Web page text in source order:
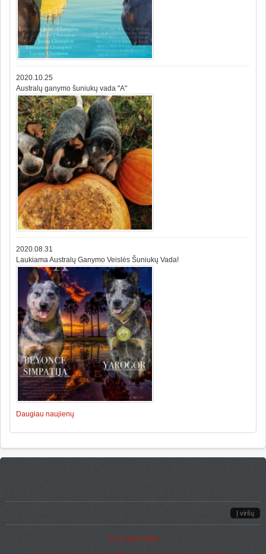
2020.10.25
Australų ganymo šuniukų vada "A"
2020.08.31
Laukiama Australų Ganymo Veislės Šuniukų Vada!
Daugiau naujienų
Į viršų
© it-crowd.lt2015